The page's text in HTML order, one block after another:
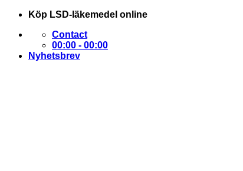
Skip
content
Köp LSD-läkemedel online
Contact
00:00 - 00:00
Nyhetsbrev